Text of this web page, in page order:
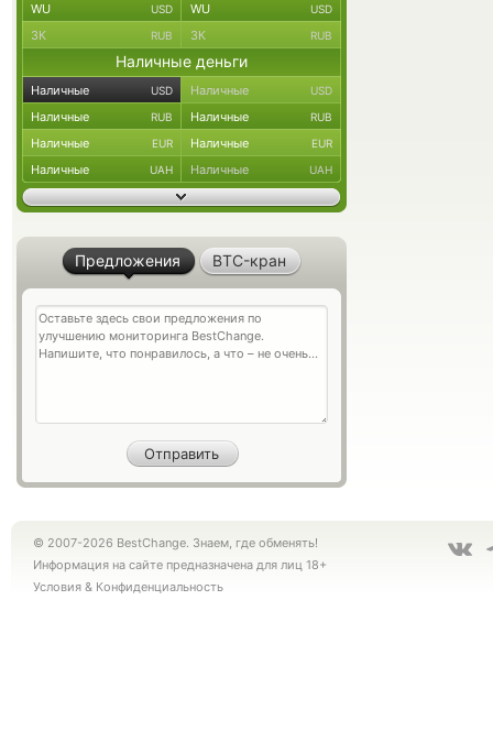
WU USD WU USD
ЗК RUB ЗК RUB
Наличные деньги
Наличные USD Наличные USD
Наличные RUB Наличные RUB
Наличные EUR Наличные EUR
Наличные UAH Наличные UAH
Предложения BTC-кран
© 2007-2026 BestChange. Знаем, где обменять!
Информация на сайте предназначена для лиц 18+
Условия & Конфиденциальность